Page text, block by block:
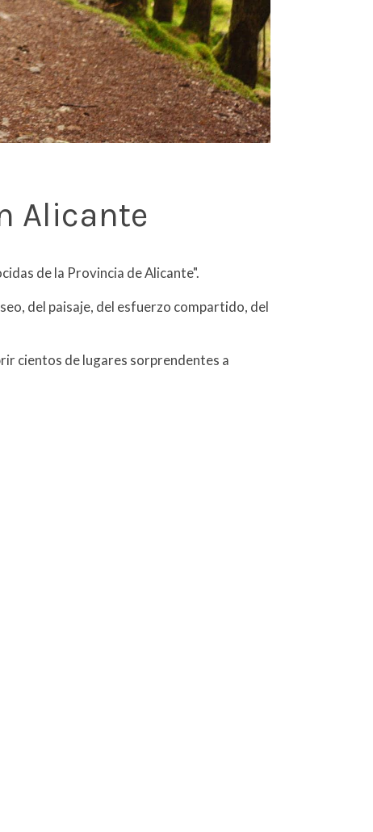
Alicante
de la Provincia de Alicante".
del paisaje, del esfuerzo compartido, del
cientos de lugares sorprendentes a